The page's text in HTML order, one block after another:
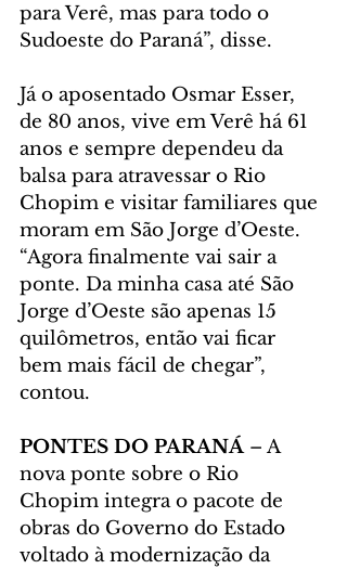
para Verê, mas para todo o
Sudoeste do Paraná”, disse.
Já o aposentado Osmar Esser,
de 80 anos, vive em Verê há 61
anos e sempre dependeu da
balsa para atravessar o Rio
Chopim e visitar familiares que
moram em São Jorge d’Oeste.
“Agora finalmente vai sair a
ponte. Da minha casa até São
Jorge d’Oeste são apenas 15
quilômetros, então vai ficar
bem mais fácil de chegar”,
contou.
PONTES DO PARANÁ – A
nova ponte sobre o Rio
Chopim integra o pacote de
obras do Governo do Estado
voltado à modernização da